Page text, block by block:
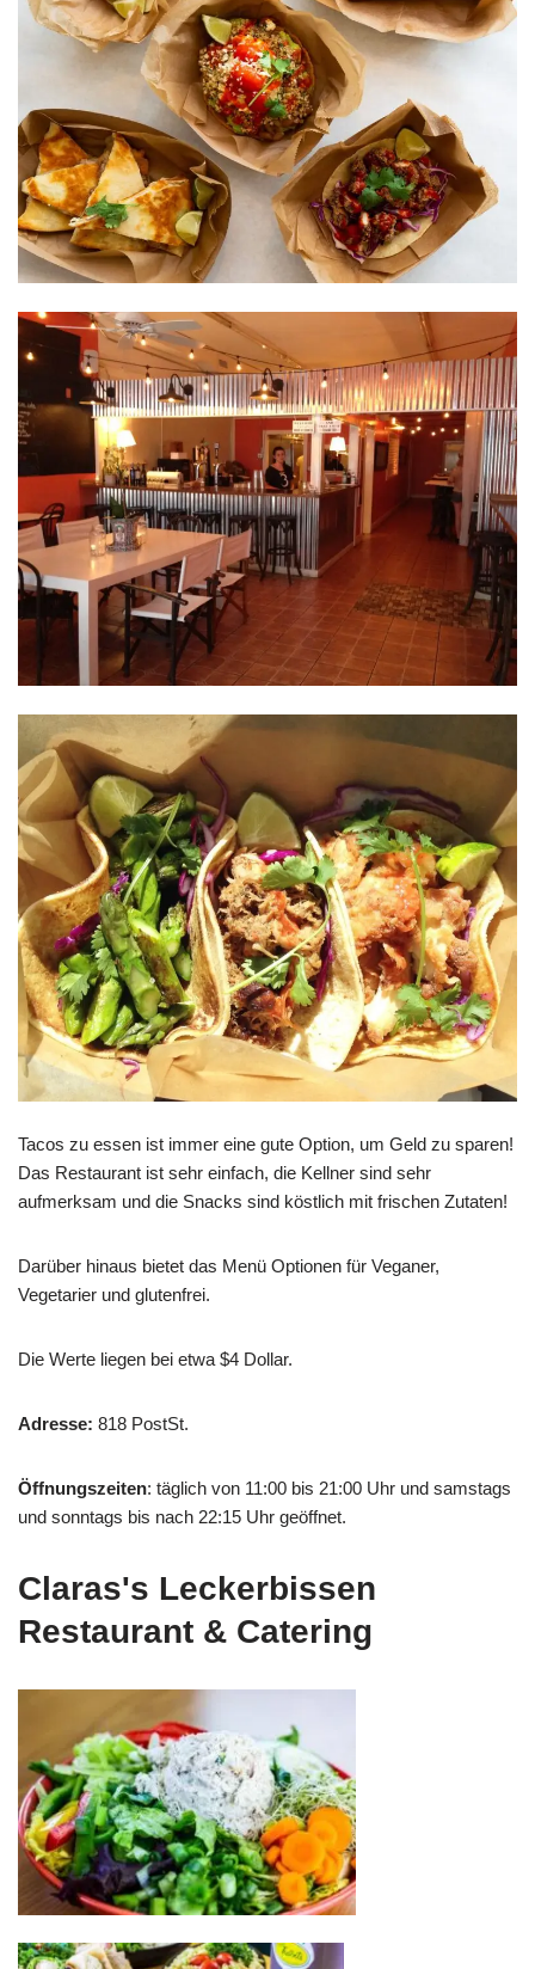
Tacos zu essen ist immer eine gute Option, um Geld zu sparen!
Das Restaurant ist sehr einfach, die Kellner sind sehr
aufmerksam und die Snacks sind köstlich mit frischen Zutaten!
Darüber hinaus bietet das Menü Optionen für Veganer,
Vegetarier und glutenfrei.
Die Werte liegen bei etwa $4 Dollar.
Adresse: 818 PostSt.
Öffnungszeiten: täglich von 11:00 bis 21:00 Uhr und samstags
und sonntags bis nach 22:15 Uhr geöffnet.
Claras's Leckerbissen
Restaurant & Catering